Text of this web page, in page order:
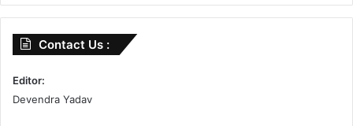
Contact Us :
Editor:
Devendra Yadav